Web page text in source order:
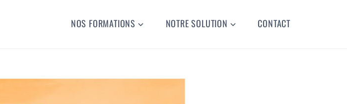
NOS FORMATIONS NOTRE SOLUTION CONTACT